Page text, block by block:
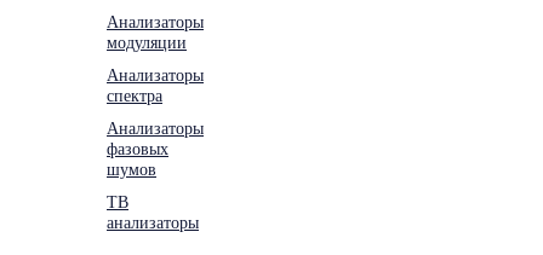
Анализаторы
модуляции
Анализаторы
спектра
Анализаторы
фазовых
шумов
ТВ
анализаторы